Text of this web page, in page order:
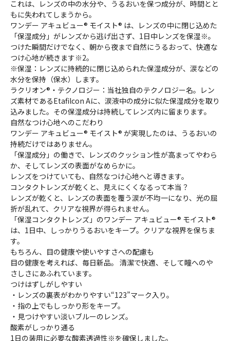
これは、レンズの中の水分や、うるおいを保つ成分が、時間とと
もに失われてしまうから。
ワンデー アキュビュー® モイスト® は、レンズの中に閉じ込めた
「保湿成分」がレンズから逃げ出さず、1日中レンズを保湿※。
つけた瞬間だけでなく、朝から夜まで自然にうるおって、快適な
つけ心地が続きます※2。
※保湿：レンズに持続的に閉じ込められた保湿成分が、涙などの
水分を保持（保水）します。
ラクリオン®・テクノロジー：当社独自のテクノロジー名。レン
ズ素材であるEtafilcon Aに、涙液中の成分に似た保湿成分を取り
込みました。その保湿成分は持続してレンズ内に留まります。
自然なつけ心地へのこだわり
ワンデー アキュビュー® モイスト® が実現したのは、うるおいの
持続だけではありません。
「保湿成分」の働きで、レンズのクッション性が高まってやわら
か、そしてレンズの表面がなめらかに。
レンズをつけていても、自然なつけ心地へと導きます。
コンタクトレンズが乾くと、見えにくくなるって本当？
レンズが乾くと、レンズの表面を覆う涙が不均一になり、光の屈
折が乱れて、クリアな視界が得られません。
「保湿コンタクトレンズ」のワンデー アキュビュー® モイスト®
は、1日中、しっかりうるおいをキープ。クリアな視界を保ちま
す。
もちろん、目の健康や使いやすさへの配慮も
目の健康を考えれば、毎日新品。 清潔で快適、そして瞳へのや
さしさにあふれています。
つけはずしがしやすい
・レンズの裏表がわかりやすい“123”マーク入り。
・指の上でもしっかり形をキープ。
・見つけやすい淡いブルーのレンズ。
酸素がしっかり通る
1日の装用に必要な酸素透過性※を確保しました。